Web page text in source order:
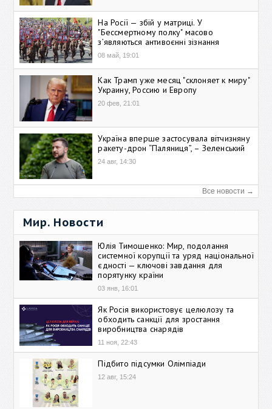
На Росії — збій у матриці. У
"Бессмертному полку" масово
зʼявляються антивоєнні зізнання
08 май, 19:01
Как Трамп уже месяц "склоняет к миру"
Украину, Россию и Европу
20 фев, 21:01
Україна вперше застосувала вітчизняну
ракету-дрон “Паляниця”, – Зеленський
24 авг, 14:30
Все новости →
Мир. Новости
Юлія Тимошенко: Мир, подолання
системної корупції та уряд національної
єдності — ключові завдання для
порятунку країни
03 янв, 16:01
Як Росія використовує целюлозу та
обходить санкції для зростання
виробництва снарядів
11 ноя, 22:43
Підбито підсумки Олімпіади
12 авг, 15:24